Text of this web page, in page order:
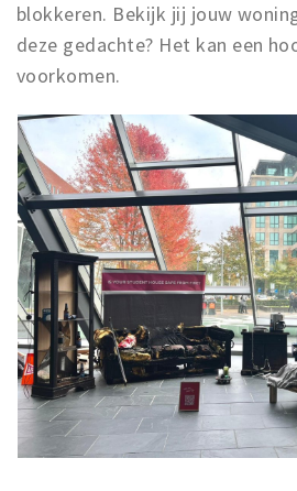
Drinken
Slapen
Winkels
Winkelgebieden
Deals
Parkeren
Inloggen
blokkeren. Bekijk jij jouw
deze gedachte? Het kan een
voorkomen.